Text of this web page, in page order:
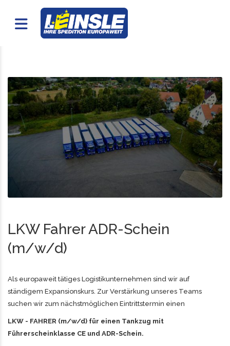
LKW Fahrer ADR-Schein
(m/w/d)
Als europaweit tätiges Logistikunternehmen sind wir auf
ständigem Expansionskurs. Zur Verstärkung unseres Teams
suchen wir zum nächstmöglichen Eintrittstermin einen
LKW - FAHRER (m/w/d) für einen Tankzug mit
Führerscheinklasse CE und ADR-Schein.